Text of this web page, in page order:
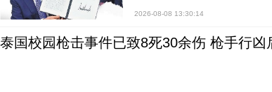
2026-08-08 13:30:14
泰国校园枪击事件已致8死30余伤 枪手行凶